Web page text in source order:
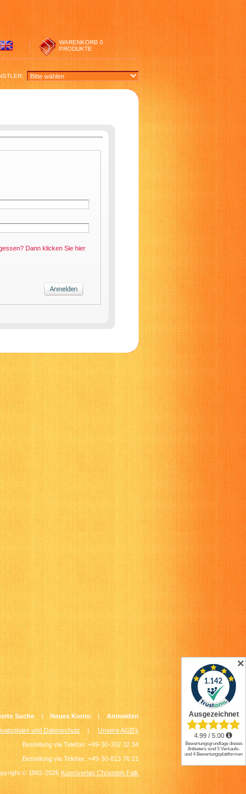
WARENKORB 0
PRODUKTE
Dann klicken Sie hier
Suche | Neues Konto | Anmelden
und Datenschutz |Unsere AGB's
Bestellung via Telefon: +49-30-302 32 34
Bestellung via Telefax: +49-30-813 76 21
© 1982-2026 Kunstverlag Christoph Falk
✕